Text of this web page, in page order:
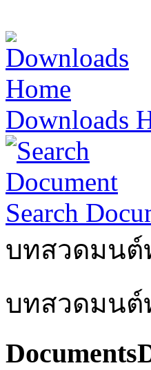
Downloads
Search
บทสวดมนต์
บทสวดมนต์
Documents